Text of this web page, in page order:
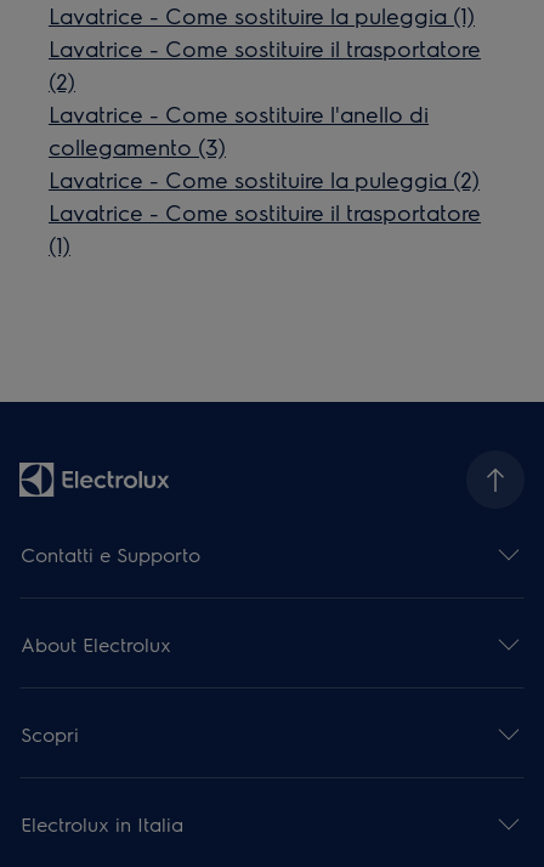
Lavatrice - Come sostituire la puleggia (1)
Lavatrice - Come sostituire il trasportatore
(2)
Lavatrice - Come sostituire l'anello di
collegamento (3)
Lavatrice - Come sostituire la puleggia (2)
Lavatrice - Come sostituire il trasportatore
(1)
Contatti e Supporto
About Electrolux
Scopri
Electrolux in Italia